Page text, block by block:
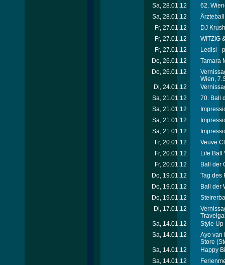
Sa, 28.01.12
62.
Sa, 28.01.12
Fr, 27.01.12
DJ
Fr, 27.01.12
WITZIG
Fr, 27.01.12
Ledisi -
Do, 26.01.12
Tamara
Do, 26.01.12
Wien,
Di, 24.01.12
Sa, 21.01.12
70. Ball
Sa, 21.01.12
Sa, 21.01.12
Sa, 21.01.12
Fr, 20.01.12
Veuve
Fr, 20.01.12
Life Ball
Fr, 20.01.12
Ball der
Do, 19.01.12
Tag des
Do, 19.01.12
Ball der
Do, 19.01.12
Di, 17.01.12
Sa, 14.01.12
Style Up
Sa, 14.01.12
Ayo van
Store
Sa, 14.01.12
Happy
Sa, 14.01.12